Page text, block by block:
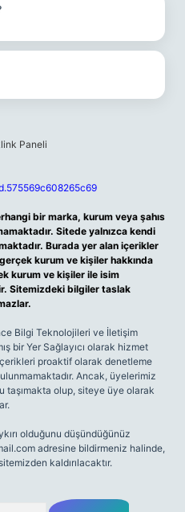
bir marka, kurum veya şahıs
Sitede yalnızca kendi
Burada yer alan içerikler
kurum ve kişiler hakkında
kurum ve kişiler ile isim
Sitemizdeki bilgiler taslak
Bilgi Teknolojileri ve İletişim
bir Yer Sağlayıcı olarak hizmet
proaktif olarak denetleme
Ancak, üyelerimiz
taşımakta olup, siteye üye olarak
olduğunu düşündüğünüz
adresine bildirmeniz halinde,
kaldırılacaktır.